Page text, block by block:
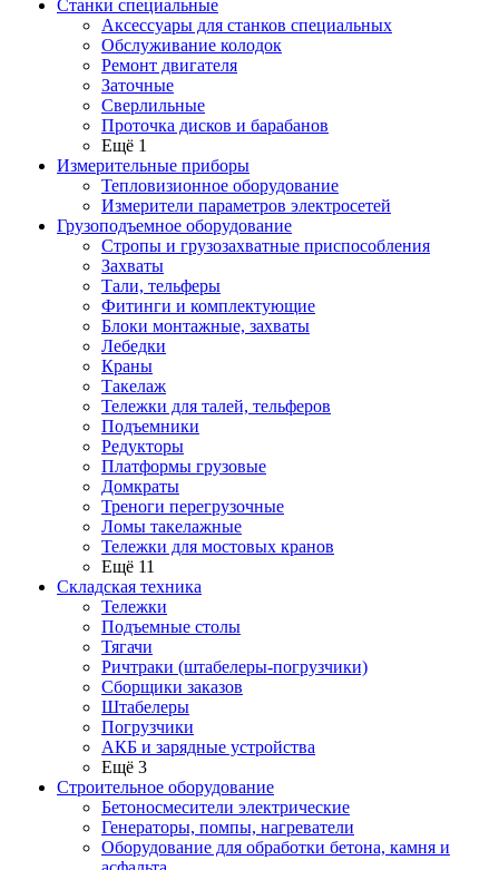
Станки специальные
Аксессуары для станков специальных
Обслуживание колодок
Ремонт двигателя
Заточные
Сверлильные
Проточка дисков и барабанов
Ещё 1
Измерительные приборы
Тепловизионное оборудование
Измерители параметров электросетей
Грузоподъемное оборудование
Стропы и грузозахватные приспособления
Захваты
Тали, тельферы
Фитинги и комплектующие
Блоки монтажные, захваты
Лебедки
Краны
Такелаж
Тележки для талей, тельферов
Подъемники
Редукторы
Платформы грузовые
Домкраты
Треноги перегрузочные
Ломы такелажные
Тележки для мостовых кранов
Ещё 11
Складская техника
Тележки
Подъемные столы
Тягачи
Ричтраки (штабелеры-погрузчики)
Сборщики заказов
Штабелеры
Погрузчики
АКБ и зарядные устройства
Ещё 3
Строительное оборудование
Бетоносмесители электрические
Генераторы, помпы, нагреватели
Оборудование для обработки бетона, камня и